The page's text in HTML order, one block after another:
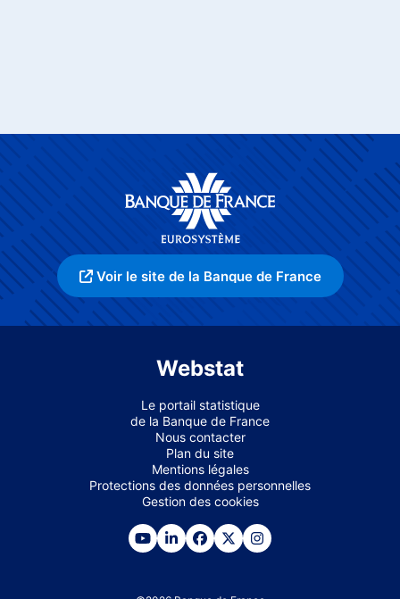
Voir le site de la Banque de France
Webstat
Le portail statistique
de la Banque de France
Nous contacter
Plan du site
Mentions légales
Protections des données personnelles
Gestion des cookies